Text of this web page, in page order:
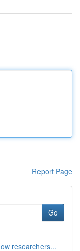
Report Page
Go
researchers...